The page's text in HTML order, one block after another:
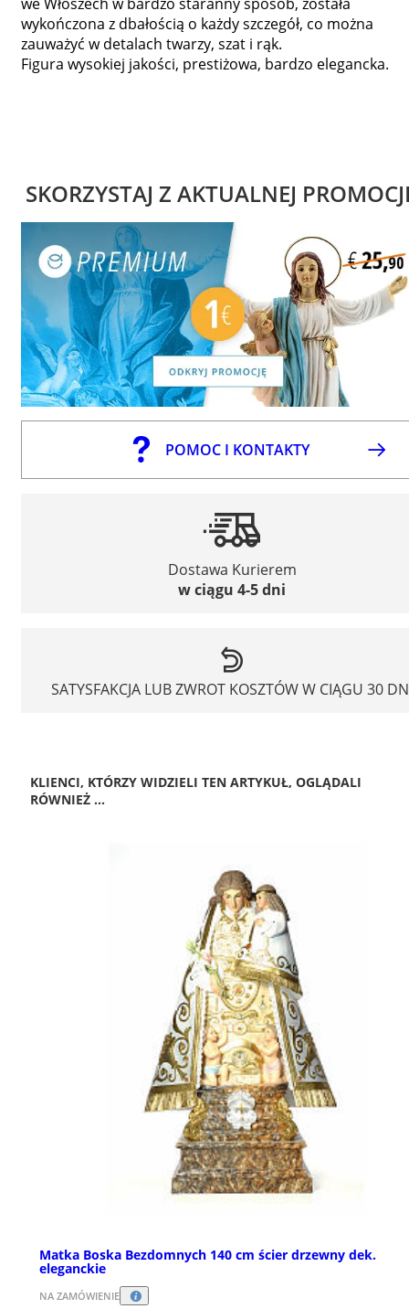
wykończona z dbałością o każdy szczegół, co można
zauważyć w detalach twarzy, szat i rąk.
Figura wysokiej jakości, prestiżowa, bardzo elegancka.
SKORZYSTAJ Z AKTUALNEJ
POMOC I KONTAKTY
Dostawa Kurierem
w ciągu 4-5 dni
SATYSFAKCJA LUB ZWROT KOSZTÓW W CIĄGU 30
KLIENCI, KTÓRZY WIDZIELI TEN ARTYKUŁ, OGLĄDALI
RÓWNIEŻ ...
Matka Boska Bezdomnych 140 cm ścier drzewny dek.
eleganckie
NA ZAMÓWIENIE